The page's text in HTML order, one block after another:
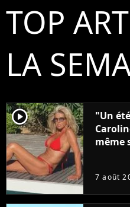
TOP
LA
player2
"Un
même
7 août